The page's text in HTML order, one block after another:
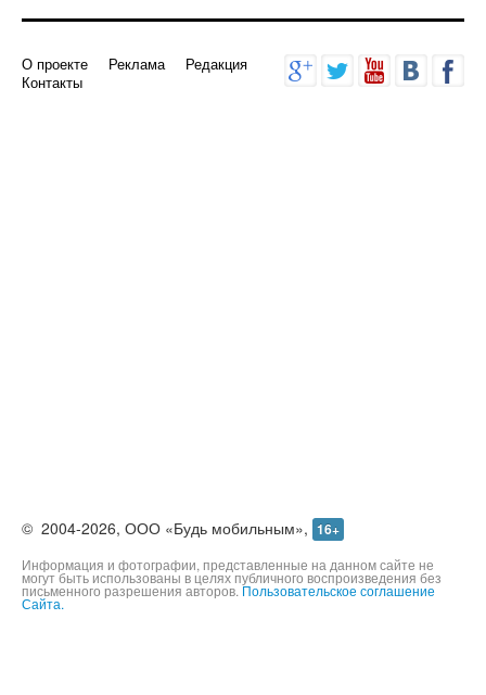
О проекте Реклама
Редакция
Контакты
© 2004-2026, ООО «Будь мобильным», 16+
Информация и фотографии, представленные на данном сайте не
могут быть использованы в целях публичного воспроизведения без
письменного разрешения авторов. Пользовательское соглашение
Сайта.